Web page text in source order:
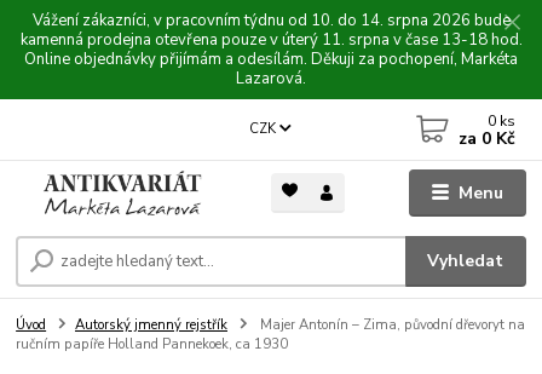
Vážení zákazníci, v pracovním týdnu od 10. do 14. srpna 2026 bude
kamenná prodejna otevřena pouze v úterý 11. srpna v čase 13-18 hod.
Online objednávky přijímám a odesílám. Děkuji za pochopení, Markéta
Lazarová.
Menu
CZK
Vyhledat
0 ks
za 0 Kč
Úvod Autorský jmenný rejstřík
Majer Antonín – Zima, původní dřevoryt na
ručním papíře Holland Pannekoek, ca 1930